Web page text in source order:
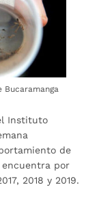
Bucaramanga
Instituto
de
encuentra por
2018 y 2019.